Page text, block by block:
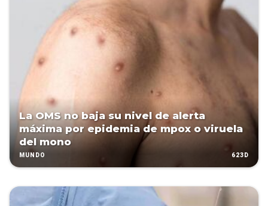
La OMS no baja su nivel de alerta
máxima por epidemia de mpox o viruela
del mono
MUNDO 623D